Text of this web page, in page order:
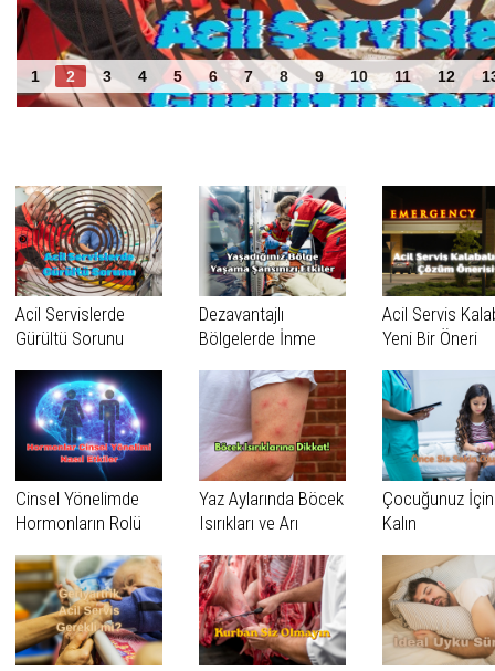
1 2 3 4 5 6 7 8 9 10 11 12
Acil Servislerde Gürültü Sorunu
Acil Servislerde
Gürültü Sorunu
Dezavantajlı
Bölgelerde İnme
Tanınıyor
Acil Servis
Yeni Bir Öneri
Cinsel Yönelimde
Hormonların Rolü
Yaz Aylarında Böcek
Isırıkları ve Arı
Çocuğunuz
Kalın